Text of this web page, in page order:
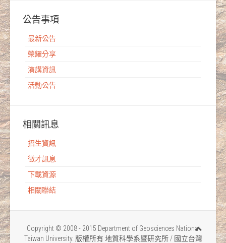
公告事項
最新公告
榮耀分享
演講資訊
活動公告
相關訊息
招生資訊
徵才訊息
下載資源
相關聯結
Copyright © 2008 - 2015 Department of Geosciences National
Taiwan University. 版權所有 地質科學系暨研究所 / 國立台灣